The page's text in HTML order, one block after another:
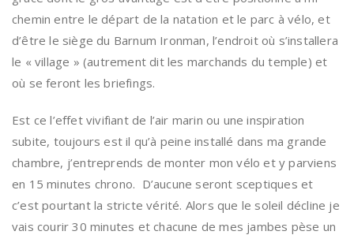
chemin entre le départ de la natation et le parc à vélo, et
d’être le siège du Barnum Ironman, l’endroit où s’installera
le « village » (autrement dit les marchands du temple) et
où se feront les briefings.
Est ce l’effet vivifiant de l’air marin ou une inspiration
subite, toujours est il qu’à peine installé dans ma grande
chambre, j’entreprends de monter mon vélo et y parviens
en 15 minutes chrono. D’aucune seront sceptiques et
c’est pourtant la stricte vérité. Alors que le soleil décline je
vais courir 30 minutes et chacune de mes jambes pèse un